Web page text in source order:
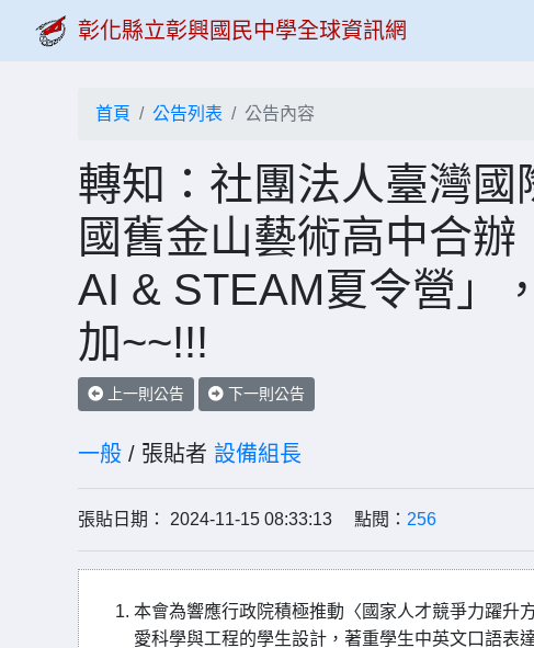
彰化縣立彰興國民中學全球資訊網
首頁 公告列表 公告內容
轉知：社團法人臺灣
國舊金山藝術高中合
AI & STEAM夏令營」
加~~!!!
上一則公告 下一則公告
一般 / 張貼者 設備組長
張貼日期： 2024-11-15 08:33:13 點閱： 256
本會為響應行政院積極推動〈國家人才競爭力躍升
愛科學與工程的學生設計，著重學生中英文口語表